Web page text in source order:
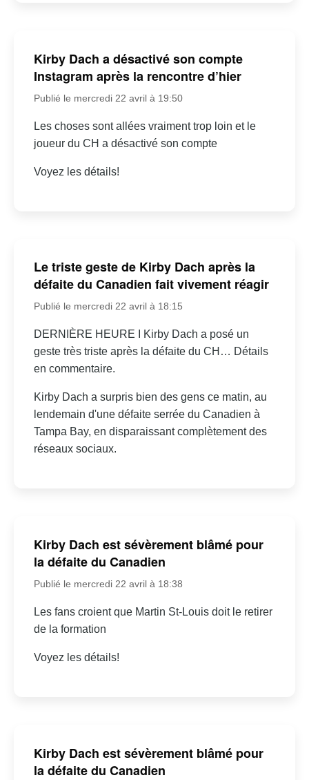
Kirby Dach a désactivé son compte
Instagram après la rencontre d’hier
Publié le mercredi 22 avril à 19:50
Les choses sont allées vraiment trop loin et le
joueur du CH a désactivé son compte
Voyez les détails!
Le triste geste de Kirby Dach après la
défaite du Canadien fait vivement réagir
Publié le mercredi 22 avril à 18:15
DERNIÈRE HEURE I Kirby Dach a posé un
geste très triste après la défaite du CH… Détails
en commentaire.
Kirby Dach a surpris bien des gens ce matin, au
lendemain d'une défaite serrée du Canadien à
Tampa Bay, en disparaissant complètement des
réseaux sociaux.
Kirby Dach est sévèrement blâmé pour
la défaite du Canadien
Publié le mercredi 22 avril à 18:38
Les fans croient que Martin St-Louis doit le retirer
de la formation
Voyez les détails!
Kirby Dach est sévèrement blâmé pour
la défaite du Canadien